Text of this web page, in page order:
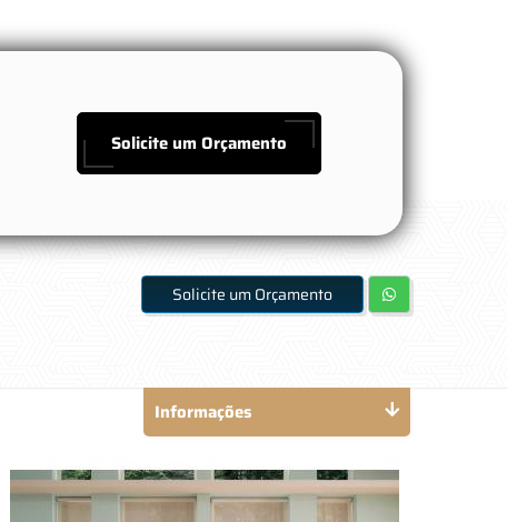
Solicite um Orçamento
Solicite um Orçamento
Informações